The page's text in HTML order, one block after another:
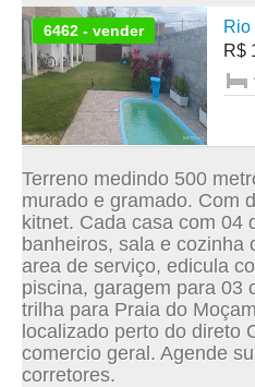
6462 - vender
Rio
R$
Terreno medindo 500
murado e gramado. Com
kitnet. Cada casa com 04
banheiros, sala e cozinha
area de serviço, edicula
piscina, garagem para 03
trilha para Praia do
localizado perto do direto
comercio geral. Agende
corretores.